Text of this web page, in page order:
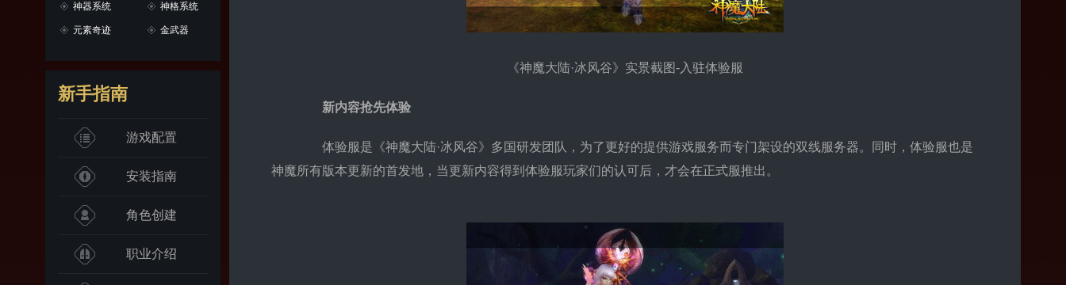
神器系统
元素奇迹
神格系统
金武器
新手指南
游戏配置
安装指南
角色创建
职业介绍
《神魔大陆·冰风谷》实景截图-入驻体验服
新内容抢先体验
体验服是《神魔大陆·冰风谷》多国研发团队，为了更好的提供游戏服务而专门架设的双线服务器。同时，体验服也是
神魔所有版本更新的首发地，当更新内容得到体验服玩家们的认可后，才会在正式服推出。